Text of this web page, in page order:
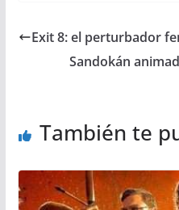
Exit 8: el perturbador
Sandokán
También te